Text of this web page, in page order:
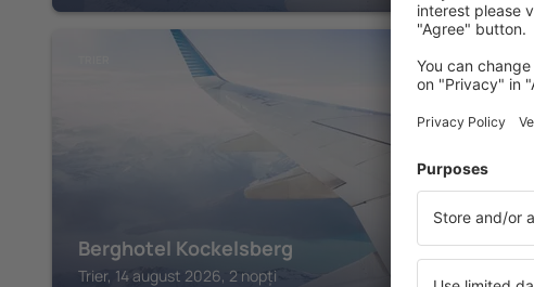
Berghotel Kockelsberg
Trier, 14 august 2026, 2 nopți